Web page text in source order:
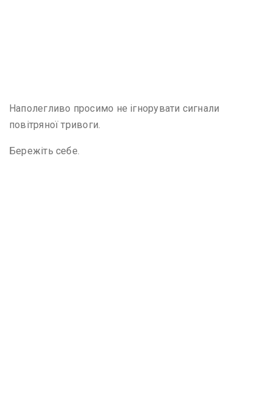
Наполегливо просимо не ігнорувати сигнали
повітряної тривоги.
Бережіть себе.